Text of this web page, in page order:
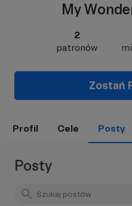
My
2
patronów
Zostań
Profil Cele Posty
Posty